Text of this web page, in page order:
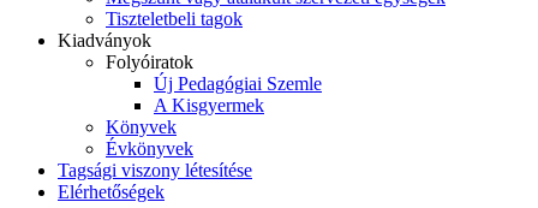
Tiszteletbeli tagok
Kiadványok
Folyóiratok
Új Pedagógiai Szemle
A Kisgyermek
Könyvek
Évkönyvek
Tagsági viszony létesítése
Elérhetőségek